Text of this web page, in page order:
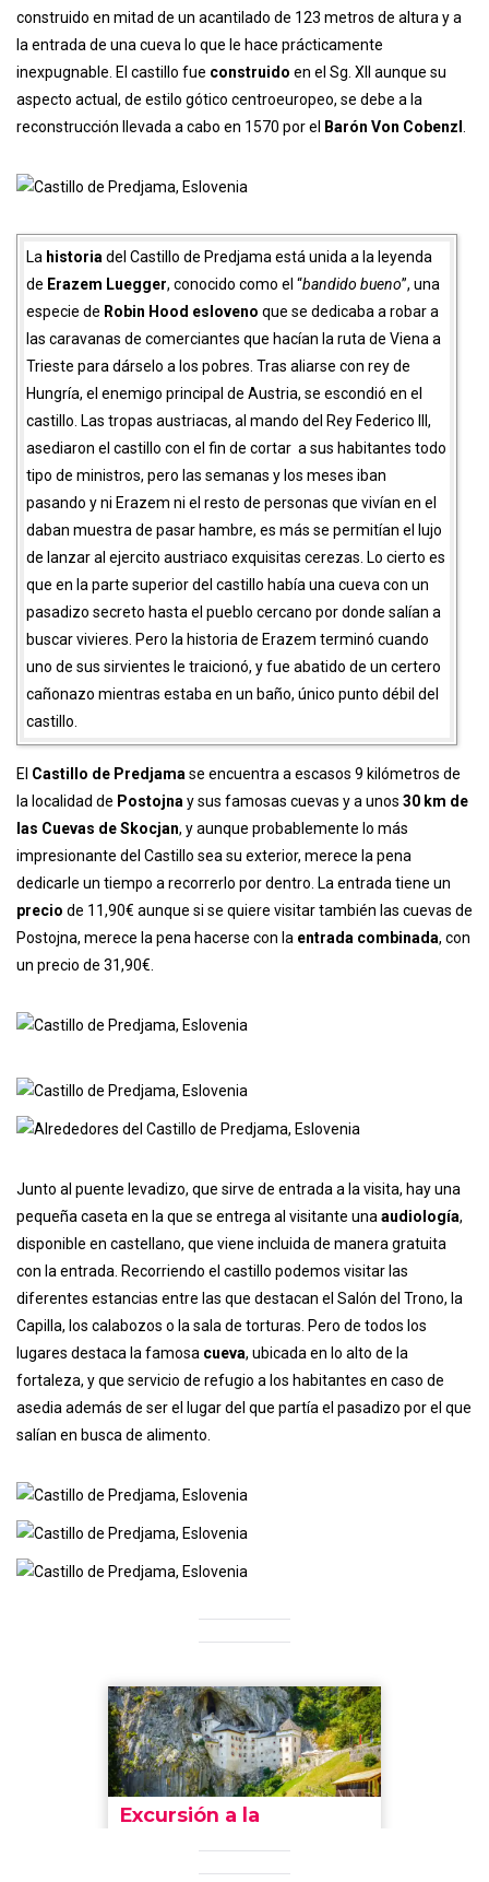
construido en mitad de un acantilado de 123 metros de altura y a
la entrada de una cueva lo que le hace prácticamente
inexpugnable. El castillo fue construido en el Sg. XII aunque su
aspecto actual, de estilo gótico centroeuropeo, se debe a la
reconstrucción llevada a cabo en 1570 por el
Barón Von Cobenzl
La historia del Castillo de Predjama está unida a la leyenda
de Erazem Luegger, conocido como el “bandido bueno”, una
especie de Robin Hood esloveno que se dedicaba a robar a
las caravanas de comerciantes que hacían la ruta de Viena a
Trieste para dárselo a los pobres. Tras aliarse con rey de
Hungría, el enemigo principal de Austria, se escondió en el
castillo. Las tropas austriacas, al mando del Rey Federico III,
asediaron el castillo con el fin de cortar a sus habitantes todo
tipo de ministros, pero las semanas y los meses iban
pasando y ni Erazem ni el resto de personas que vivían en el
daban muestra de pasar hambre, es más se permitían el lujo
de lanzar al ejercito austriaco exquisitas cerezas. Lo cierto es
que en la parte superior del castillo había una cueva con un
pasadizo secreto hasta el pueblo cercano por donde salían a
buscar vivieres. Pero la historia de Erazem terminó cuando
uno de sus sirvientes le traicionó, y fue abatido de un certero
cañonazo mientras estaba en un baño, único punto débil del
castillo.
El Castillo de Predjama se encuentra a escasos 9 kilómetros de
la localidad de Postojna y sus famosas cuevas y a unos 30 km de
las Cuevas de Skocjan, y aunque probablemente lo más
impresionante del Castillo sea su exterior, merece la pena
dedicarle un tiempo a recorrerlo por dentro. La entrada tiene un
precio de 11,90€ aunque si se quiere visitar también las cuevas de
Postojna, merece la pena hacerse con la entrada combinada, con
un precio de 31,90€.
Junto al puente levadizo, que sirve de entrada a la visita, hay una
pequeña caseta en la que se entrega al visitante una audiología,
disponible en castellano, que viene incluida de manera gratuita
con la entrada. Recorriendo el castillo podemos visitar las
diferentes estancias entre las que destacan el Salón del Trono, la
Capilla, los calabozos o la sala de torturas. Pero de todos los
lugares destaca la famosa cueva, ubicada en lo alto de la
fortaleza, y que servicio de refugio a los habitantes en caso de
asedia además de ser el lugar del que partía el pasadizo por el que
salían en busca de alimento.